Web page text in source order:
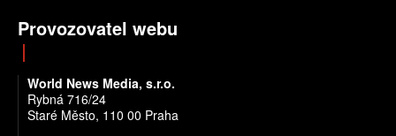
Provozovatel webu
World News Media, s.r.o.
Rybná 716/24
Staré Město, 110 00 Praha